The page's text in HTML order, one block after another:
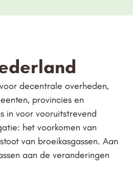
decentrale overheden,
provincies en
in voor vooruitstrevend
het voorkomen van
van broeikasgassen. Aan
aan de veranderingen